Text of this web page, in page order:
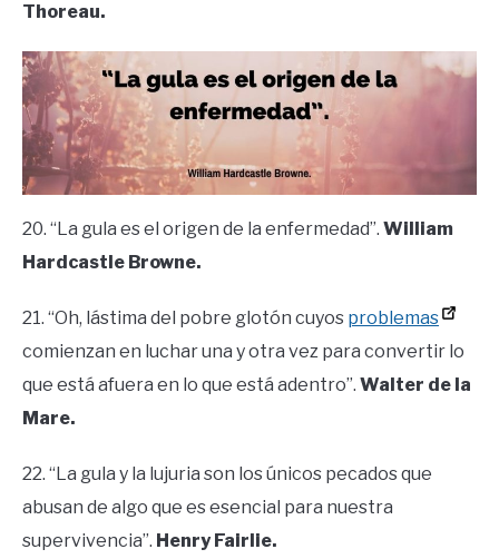
Thoreau.
20. “La gula es el origen de la enfermedad”. William
Hardcastle Browne.
21. “Oh, lástima del pobre glotón cuyos problemas
comienzan en luchar una y otra vez para convertir lo
que está afuera en lo que está adentro”. Walter de la
Mare.
22. “La gula y la lujuria son los únicos pecados que
abusan de algo que es esencial para nuestra
supervivencia”. Henry Fairlie.